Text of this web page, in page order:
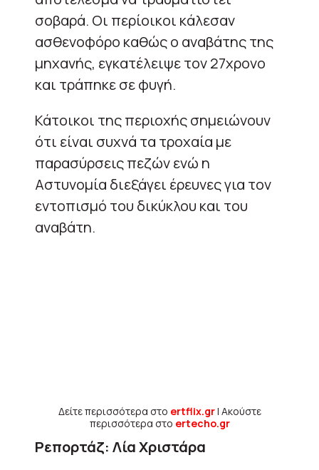
σοβαρά. Οι περίοικοι κάλεσαν
ασθενοφόρο καθώς ο αναβάτης της
μηχανής, εγκατέλειψε τον 27χρονο
και τράπηκε σε φυγή.
Κάτοικοι της περιοχής σημειώνουν
ότι είναι συχνά τα τροχαία με
παρασύρσεις πεζών ενώ η
Αστυνομία διεξάγει έρευνες για τον
εντοπισμό του δικύκλου και του
αναβάτη.
Δείτε περισσότερα στο ertflix.gr| Ακούστε
περισσότερα στο ertecho.gr
Ρεπορτάζ: Λία Χριστάρα